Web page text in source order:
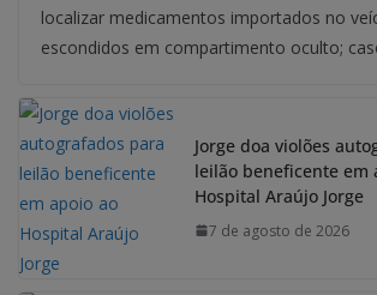
localizar medicamentos importados no
escondidos em compartimento oculto;
Jorge doa violões
leilão beneficente em
Hospital Araújo Jorge
7 de agosto de 2026